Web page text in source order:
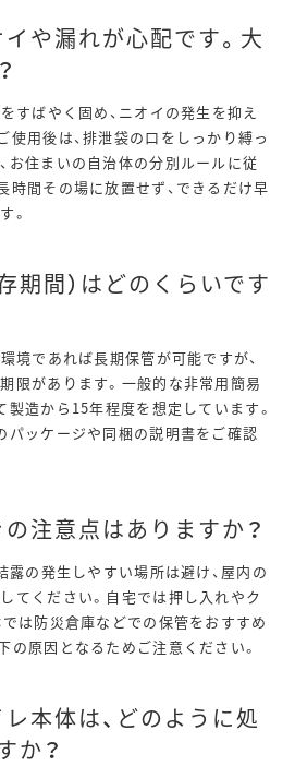
や漏れが心配です。大
すばやく固め、ニオイの発生を抑え
使用後は、排泄袋の口をしっかり縛っ
お住まいの自治体の分別ルールに従
時間その場に放置せず、できるだけ早
。
期間）はどのくらいです
境であれば長期保管が可能ですが、
限があります。一般的な非常用簡易
製造から15年程度を想定しています。
パッケージや同梱の説明書をご確認
注意点はありますか？
露の発生しやすい場所は避け、屋内の
てください。自宅では押し入れやク
では防災倉庫などでの保管をおすすめ
の原因となるためご注意ください。
本体は、どのように処
か？